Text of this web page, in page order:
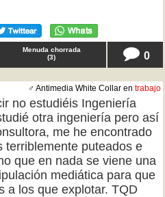
Menuda chorrada
(3) 0
♂ Antimedia White Collar en trabajo
no estudiéis Ingeniería
otra ingeniería pero así
me he encontrado
terriblemente puteados e
que en nada se viene una
mediática para que
a los que explotar. TQD